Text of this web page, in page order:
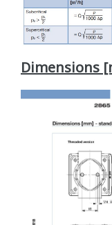
Dimensions